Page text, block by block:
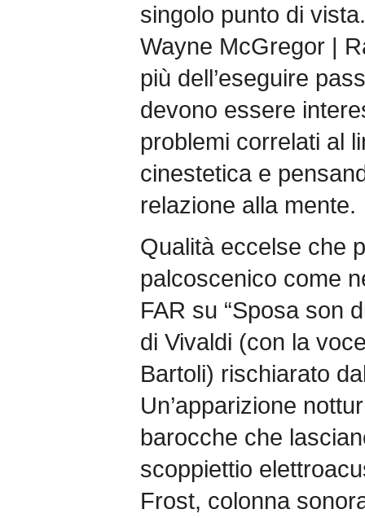
singolo punto di
Wayne McGregor |
più dell’eseguire
devono essere
problemi correlati al
cinestetica e
relazione alla mente.
Qualità eccelse che
palcoscenico come
FAR su “Sposa son
di Vivaldi (con la
Bartoli) rischiarato
Un’apparizione
barocche che
scoppiettio
Frost, colonna